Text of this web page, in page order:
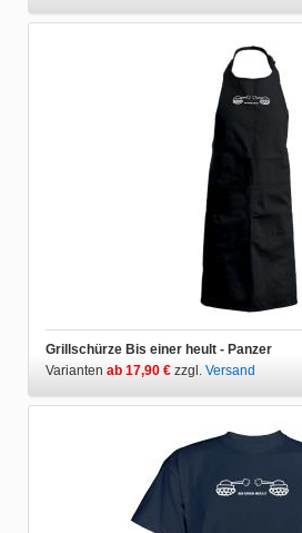
Grillschürze Bis einer heult - Panzer
Varianten ab 17,90 € zzgl. Versand